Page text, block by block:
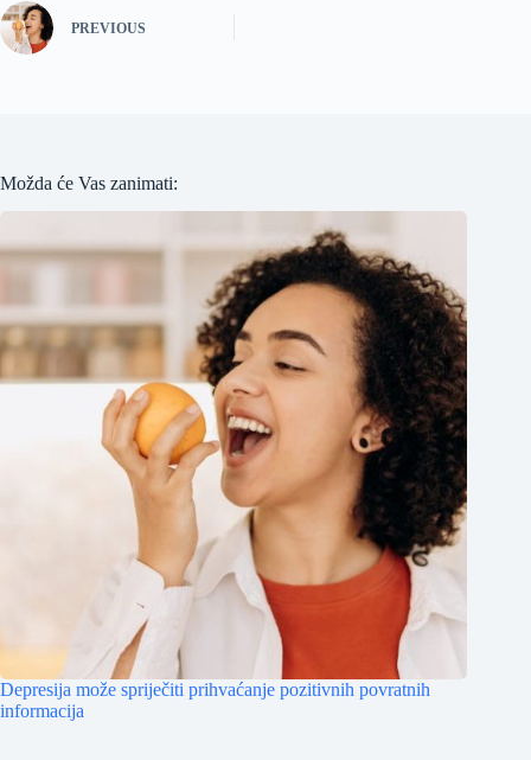
PREVIOUS
Možda će Vas zanimati:
Depresija može spriječiti prihvaćanje pozitivnih povratnih
informacija